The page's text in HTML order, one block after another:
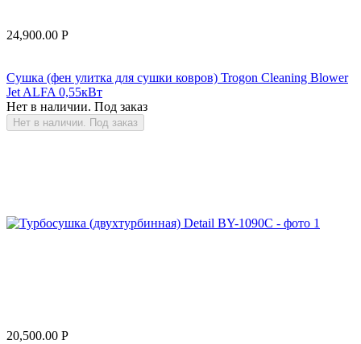
24,900.00 Р
Сушка (фен улитка для сушки ковров) Trogon Cleaning Blower
Jet ALFA 0,55кВт
Нет в наличии. Под заказ
Нет в наличии. Под заказ
20,500.00 Р